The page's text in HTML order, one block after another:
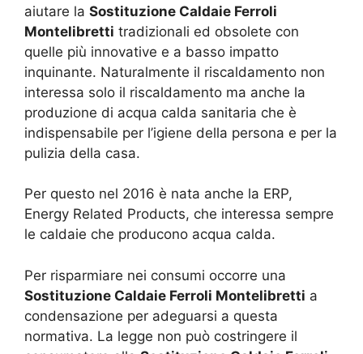
aiutare la Sostituzione Caldaie Ferroli
Montelibretti tradizionali ed obsolete con
quelle più innovative e a basso impatto
inquinante. Naturalmente il riscaldamento non
interessa solo il riscaldamento ma anche la
produzione di acqua calda sanitaria che è
indispensabile per l’igiene della persona e per la
pulizia della casa.
Per questo nel 2016 è nata anche la ERP,
Energy Related Products, che interessa sempre
le caldaie che producono acqua calda.
Per risparmiare nei consumi occorre una
Sostituzione Caldaie Ferroli Montelibretti a
condensazione per adeguarsi a questa
normativa. La legge non può costringere il